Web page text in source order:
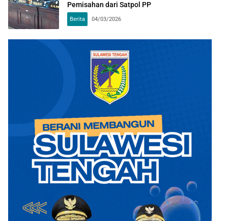
Pemisahan dari Satpol PP
Berita 04/03/2026